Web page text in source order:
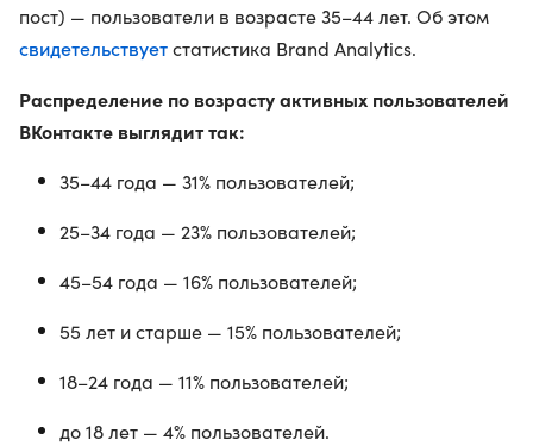
пост) — пользователи в возрасте 35–44 лет. Об этом
свидетельствуетстатистика Brand Analytics.
Распределение по возрасту активных пользователей
ВКонтакте выглядит так:
35–44 года — 31% пользователей;
25–34 года — 23% пользователей;
45–54 года — 16% пользователей;
55 лет и старше — 15% пользователей;
18–24 года — 11% пользователей;
до 18 лет — 4% пользователей.